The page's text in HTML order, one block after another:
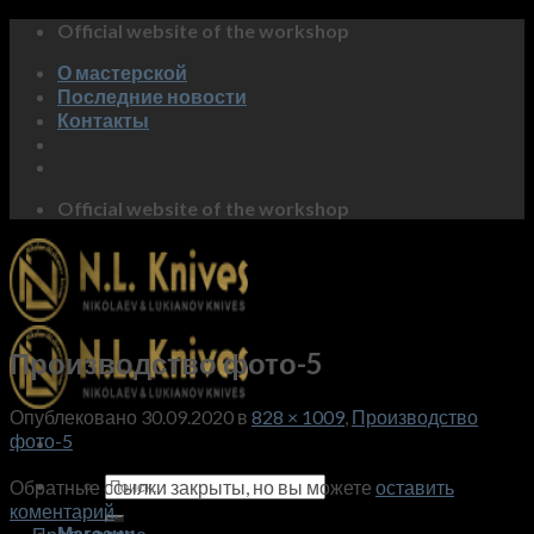
Skip
content
Official website of the workshop
О мастерской
Последние новости
Контакты
Official website of the workshop
Искать:
Производство фото-5
Опублековано 30.09.2020 в 828 × 1009, Производство
фото-5
Обратные ссылки закрыты, но вы можете оставить
коментарий.